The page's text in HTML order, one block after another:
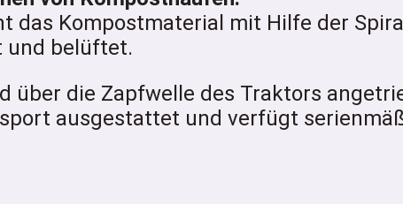
das Kompostmaterial mit Hilfe der
und belüftet.
über die Zapfwelle des Traktors
ausgestattet und verfügt